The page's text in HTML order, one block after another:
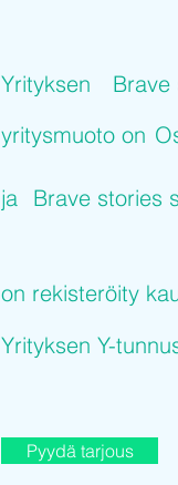
Brave
Yrityksen
yritysmuoto on
ja Brave stories
on rekisteröity
Yrityksen Y-
Pyydä tarjous